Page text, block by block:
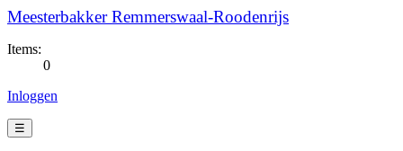
Meesterbakker Remmerswaal-Roodenrijs
Items:
0
Inloggen
☰